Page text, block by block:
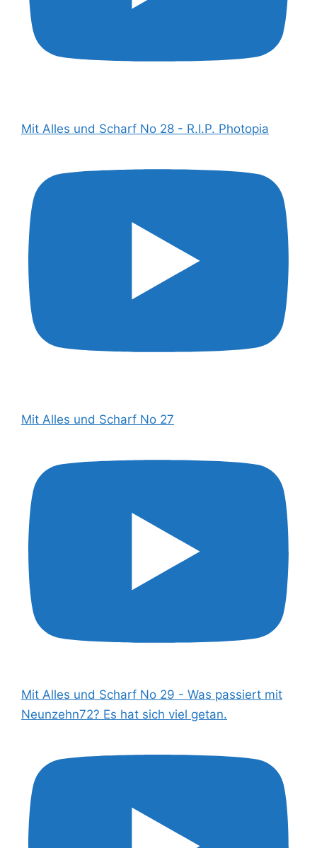
Mit Alles und Scharf No 28 - R.I.P. Photopia
Mit Alles und Scharf No 27
Mit Alles und Scharf No 29 - Was passiert mit
Neunzehn72? Es hat sich viel getan.